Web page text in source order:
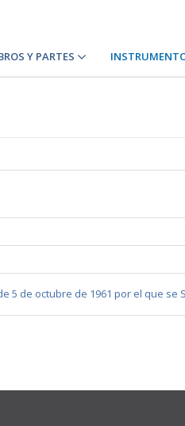
Y PARTES
5 de octubre de 1961 por el que